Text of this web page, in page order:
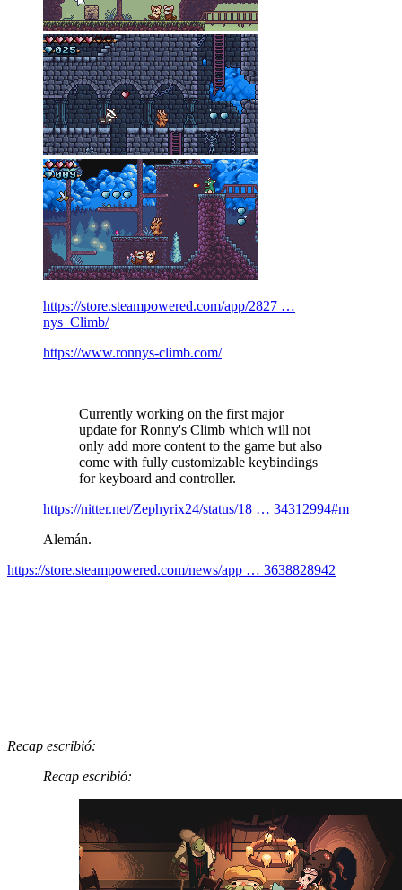
https://store.steampowered.com/app/2827 …
nys_Climb/
https://www.ronnys-climb.com/
Currently working on the first major
update for Ronny's Climb which will not
only add more content to the game but also
come with fully customizable keybindings
for keyboard and controller.
https://nitter.net/Zephyrix24/status/18 … 34312994#m
Alemán.
https://store.steampowered.com/news/app … 3638828942
Recap escribió:
Recap escribió: